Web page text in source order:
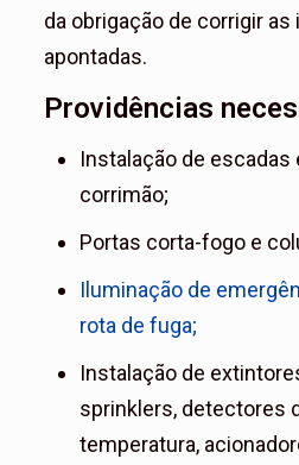
da obrigação de corrigir as
apontadas.
Providências
Instalação de escadas
corrimão;
Portas corta-fogo e
Iluminação de
rota de fuga;
Instalação de
sprinklers, detectores
temperatura,